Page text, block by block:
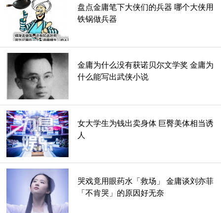
群的毫无贪婪，灭绝师太的凶狠刚烈，阿朱的温柔体贴，阿紫
的心狠手辣，任盈盈亦正亦邪，香香公主的勇敢坚贞，黄蓉的
古灵精怪，小龙女的不食烟火？
金庸深厚的传统文化功底，诗词歌赋信手拈来，儒释道无所不
通，且能巧妙融入小说创作中。如果你重读金庸文，你会丝毫
没觉得过时或者老旧，是可以传承的文章。不是只有情节的东
西，是有内涵的，有精神的。
盘点金庸笔下大侠们的兵器 哪个大侠用
铁锅做兵器
金庸为什么没有获诺贝尔文学奖 金庸为
什么能写出武侠小说
女大学生为钱出卖身体 巨臀美体相当诱
人
哭戏竟用眼药水「救场」 金庸谈刘亦菲
「不肯哭」的原因好无奈